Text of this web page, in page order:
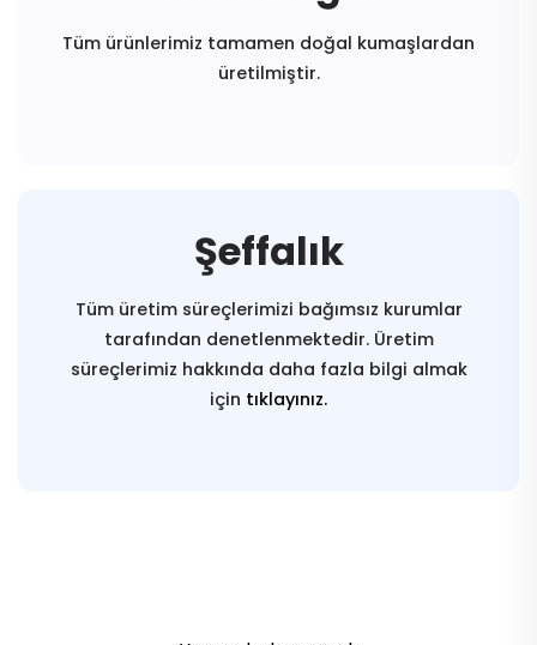
Tüm ürünlerimiz tamamen doğal kumaşlardan
üretilmiştir.
Şeffalık
Tüm üretim süreçlerimizi bağımsız kurumlar
tarafından denetlenmektedir. Üretim
süreçlerimiz hakkında daha fazla bilgi almak
için tıklayınız.